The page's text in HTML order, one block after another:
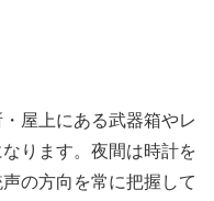
屋上にある武器箱やレ
ります。夜間は時計を
の方向を常に把握して